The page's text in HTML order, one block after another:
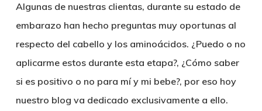
Algunas de nuestras clientas, durante su estado de
embarazo han hecho preguntas muy oportunas al
respecto del cabello y los aminoácidos. ¿Puedo o no
aplicarme estos durante esta etapa?, ¿Cómo saber
si es positivo o no para mí y mi bebe?, por eso hoy
nuestro blog va dedicado exclusivamente a ello.